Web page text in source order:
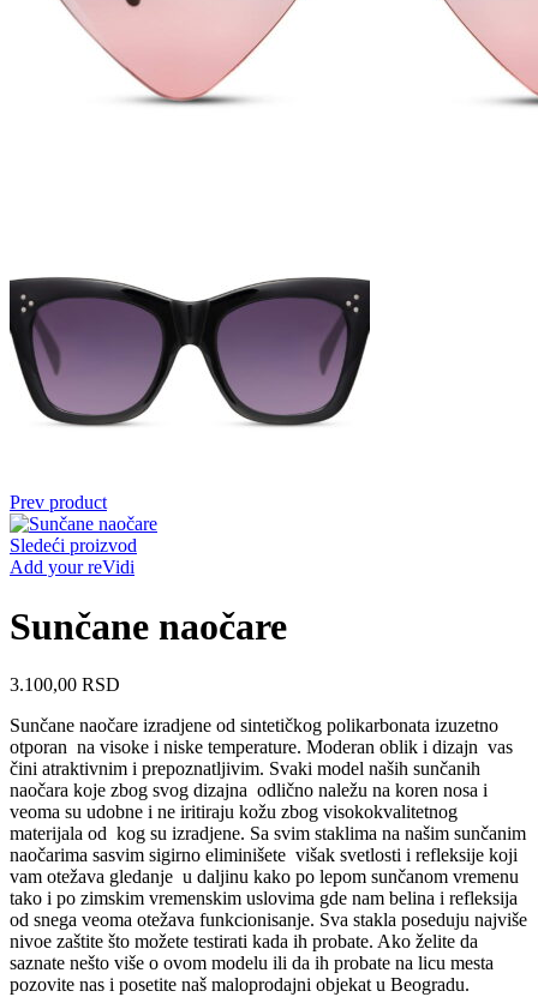
Prev product
Sledeći proizvod
Add your reVidi
Sunčane naočare
3.100,00 RSD
Sunčane naočare izradjene od sintetičkog polikarbonata izuzetno
otporan na visoke i niske temperature. Moderan oblik i dizajn vas
čini atraktivnim i prepoznatljivim. Svaki model naših sunčanih
naočara koje zbog svog dizajna odlično naležu na koren nosa i
veoma su udobne i ne iritiraju kožu zbog visokokvalitetnog
materijala od kog su izradjene. Sa svim staklima na našim sunčanim
naočarima sasvim sigirno eliminišete višak svetlosti i refleksije koji
vam otežava gledanje u daljinu kako po lepom sunčanom vremenu
tako i po zimskim vremenskim uslovima gde nam belina i refleksija
od snega veoma otežava funkcionisanje. Sva stakla poseduju najviše
nivoe zaštite što možete testirati kada ih probate. Ako želite da
saznate nešto više o ovom modelu ili da ih probate na licu mesta
pozovite nas i posetite naš maloprodajni objekat u Beogradu.